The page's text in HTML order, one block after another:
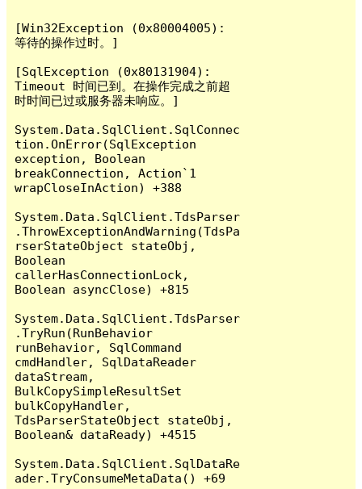
[Win32Exception (0x80004005):
等待的操作过时。]
[SqlException (0x80131904):
Timeout 时间已到。在操作完成之前超
时时间已过或服务器未响应。]
System.Data.SqlClient.SqlConnec
tion.OnError(SqlException
exception, Boolean
breakConnection, Action`1
wrapCloseInAction) +388
System.Data.SqlClient.TdsParser
.ThrowExceptionAndWarning(TdsPa
rserStateObject stateObj,
Boolean
callerHasConnectionLock,
Boolean asyncClose) +815
System.Data.SqlClient.TdsParser
.TryRun(RunBehavior
runBehavior, SqlCommand
cmdHandler, SqlDataReader
dataStream,
BulkCopySimpleResultSet
bulkCopyHandler,
TdsParserStateObject stateObj,
Boolean& dataReady) +4515
System.Data.SqlClient.SqlDataRe
ader.TryConsumeMetaData() +69